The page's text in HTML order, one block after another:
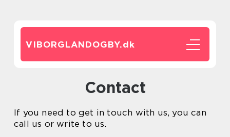
VIBORGLANDOGBY.dk
Contact
If you need to get in touch with us, you can
call us or write to us.